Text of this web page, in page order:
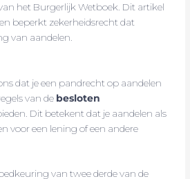
het Burgerlijk Wetboek. Dit artikel
beperkt zekerheidsrecht dat
van aandelen.
dat je een pandrecht op aandelen
van de besloten
Dit betekent dat je aandelen als
voor een lening of een andere
van twee derde van de